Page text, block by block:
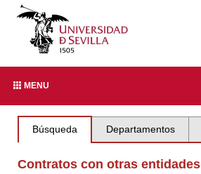
MENU
Búsqueda Departamentos
Contratos con otras entidades